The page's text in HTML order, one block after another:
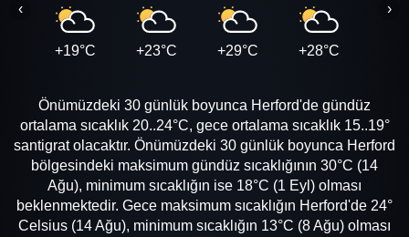
+19°C +23°C +29°C +28°C
‹ ›
Önümüzdeki 30 günlük boyunca Herford'de gündüz
ortalama sıcaklık 20..24°C, gece ortalama sıcaklık 15..19°
santigrat olacaktır. Önümüzdeki 30 günlük boyunca Herford
bölgesindeki maksimum gündüz sıcaklığının 30°C (14
Ağu), minimum sıcaklığın ise 18°C (1 Eyl) olması
beklenmektedir. Gece maksimum sıcaklığın Herford'de 24°
Celsius (14 Ağu), minimum sıcaklığın 13°C (8 Ağu) olması